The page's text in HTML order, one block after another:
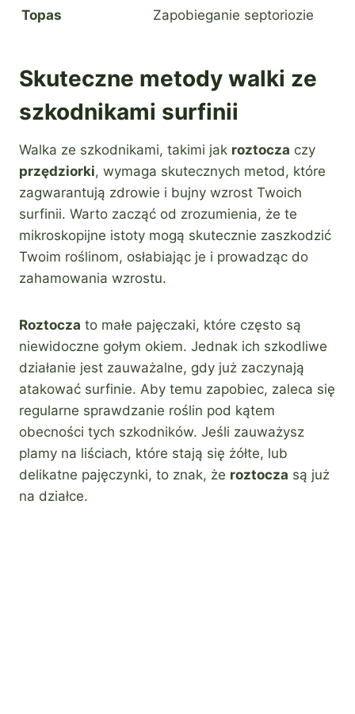
Topas Zapobieganie septoriozie
Skuteczne metody walki ze
szkodnikami surfinii
Walka ze szkodnikami, takimi jak roztocza czy
przędziorki, wymaga skutecznych metod, które
zagwarantują zdrowie i bujny wzrost Twoich
surfinii. Warto zacząć od zrozumienia, że te
mikroskopijne istoty mogą skutecznie zaszkodzić
Twoim roślinom, osłabiając je i prowadząc do
zahamowania wzrostu.
Roztocza to małe pajęczaki, które często są
niewidoczne gołym okiem. Jednak ich szkodliwe
działanie jest zauważalne, gdy już zaczynają
atakować surfinie. Aby temu zapobiec, zaleca się
regularne sprawdzanie roślin pod kątem
obecności tych szkodników. Jeśli zauważysz
plamy na liściach, które stają się żółte, lub
delikatne pajęczynki, to znak, że roztocza są już
na działce.